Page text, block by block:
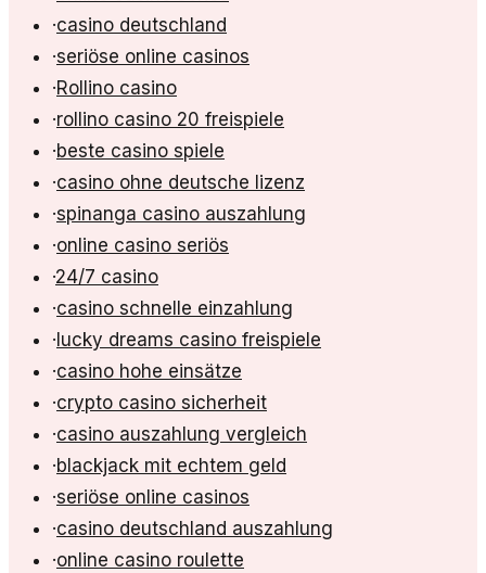
·casino deutschland
·seriöse online casinos
·Rollino casino
·rollino casino 20 freispiele
·beste casino spiele
·casino ohne deutsche lizenz
·spinanga casino auszahlung
·online casino seriös
·24/7 casino
·casino schnelle einzahlung
· lucky dreams casino freispiele
·casino hohe einsätze
·crypto casino sicherheit
·casino auszahlung vergleich
·blackjack mit echtem geld
·seriöse online casinos
·casino deutschland auszahlung
·online casino roulette